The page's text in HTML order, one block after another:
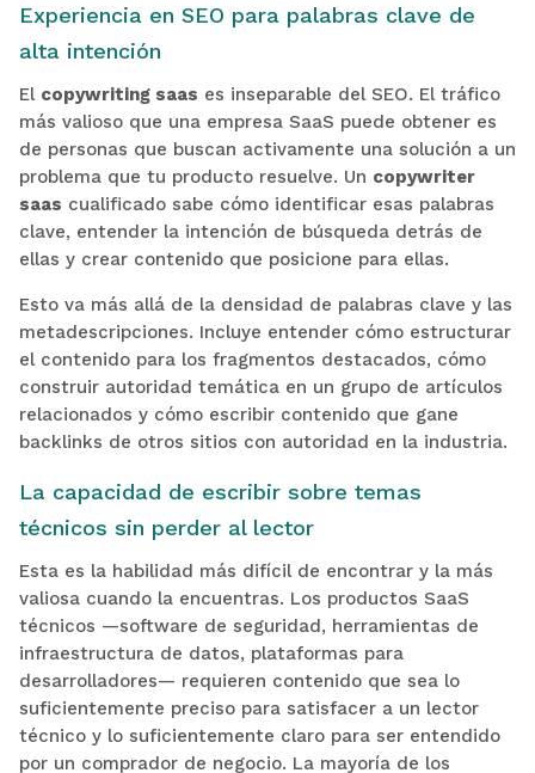
Experiencia en SEO para palabras clave de
alta intención
El copywriting saas es inseparable del SEO. El tráfico
más valioso que una empresa SaaS puede obtener es
de personas que buscan activamente una solución a un
problema que tu producto resuelve. Un copywriter
saas cualificado sabe cómo identificar esas palabras
clave, entender la intención de búsqueda detrás de
ellas y crear contenido que posicione para ellas.
Esto va más allá de la densidad de palabras clave y las
metadescripciones. Incluye entender cómo estructurar
el contenido para los fragmentos destacados, cómo
construir autoridad temática en un grupo de artículos
relacionados y cómo escribir contenido que gane
backlinks de otros sitios con autoridad en la industria.
La capacidad de escribir sobre temas
técnicos sin perder al lector
Esta es la habilidad más difícil de encontrar y la más
valiosa cuando la encuentras. Los productos SaaS
técnicos —software de seguridad, herramientas de
infraestructura de datos, plataformas para
desarrolladores— requieren contenido que sea lo
suficientemente preciso para satisfacer a un lector
técnico y lo suficientemente claro para ser entendido
por un comprador de negocio. La mayoría de los